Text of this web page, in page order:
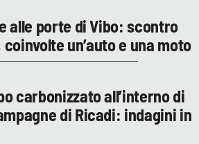
alle porte di Vibo: scontro
un’auto e una moto
carbonizzato all’interno di
di Ricadi: indagini in